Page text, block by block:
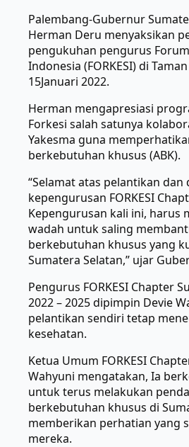
Palembang-Gubernur
Herman Deru menyaksikan
pengukuhan pengurus
Indonesia (FORKESI) di
15Januari 2022.
Herman mengapresiasi
Forkesi salah satunya
Yakesma guna
berkebutuhan khusus (ABK).
“Selamat atas pelantikan
kepengurusan FORKESI
Kepengurusan kali ini, harus
wadah untuk saling
berkebutuhan khusus yang
Sumatera Selatan,” ujar
Pengurus FORKESI Chapter
2022 – 2025 dipimpin Devie
pelantikan sendiri tetap
kesehatan.
Ketua Umum FORKESI
Wahyuni mengatakan, Ia
untuk terus melakukan
berkebutuhan khusus di
memberikan perhatian yang
mereka.